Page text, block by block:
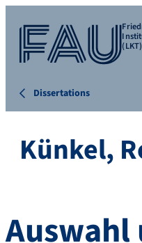
(LKT)
Dissertations
Künkel,
Auswahl